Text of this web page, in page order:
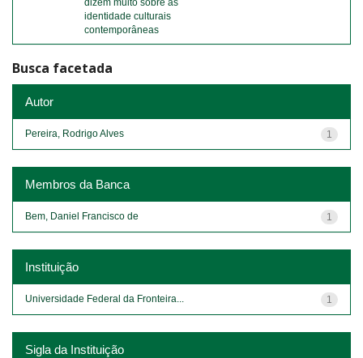
dizem muito sobre as
identidade culturais
contemporâneas
Busca facetada
Autor
1
Pereira, Rodrigo Alves
Membros da Banca
1
Bem, Daniel Francisco de
Instituição
1
Universidade Federal da Fronteira...
Sigla da Instituição